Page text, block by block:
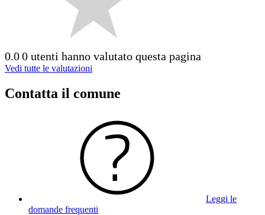
0.00 utenti hanno valutato questa pagina
Vedi tutte le valutazioni
Contatta il comune
Leggi le
domande frequenti